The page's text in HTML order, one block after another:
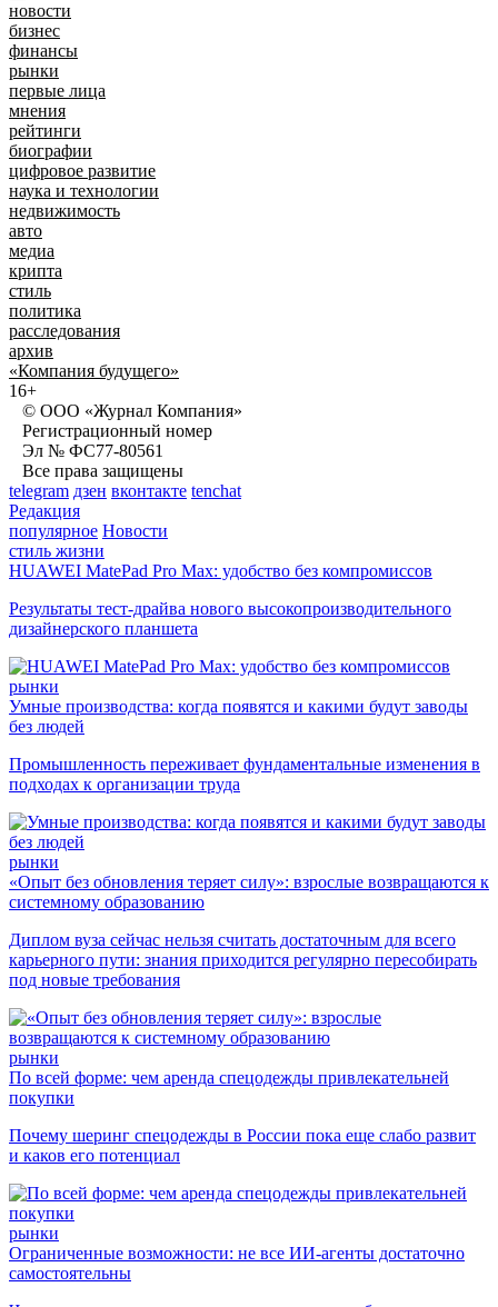
новости
бизнес
финансы
рынки
первые лица
мнения
рейтинги
биографии
цифровое развитие
наука и технологии
недвижимость
авто
медиа
крипта
стиль
политика
расследования
архив
«Компания будущего»
16+
© ООО «Журнал Компания»
Регистрационный номер
Эл № ФС77-80561
Все права защищены
telegram дзен вконтакте tenchat
Редакция
популярное Новости
стиль жизни
HUAWEI MatePad Pro Max: удобство без компромиссов
Результаты тест-драйва нового высокопроизводительного
дизайнерского планшета
рынки
Умные производства: когда появятся и какими будут заводы
без людей
Промышленность переживает фундаментальные изменения в
подходах к организации труда
рынки
«Опыт без обновления теряет силу»: взрослые возвращаются к
системному образованию
Диплом вуза сейчас нельзя считать достаточным для всего
карьерного пути: знания приходится регулярно пересобирать
под новые требования
рынки
По всей форме: чем аренда спецодежды привлекательней
покупки
Почему шеринг спецодежды в России пока еще слабо развит
и каков его потенциал
рынки
Ограниченные возможности: не все ИИ-агенты достаточно
самостоятельны